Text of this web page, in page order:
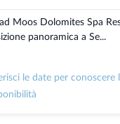
Moos Dolomites Spa
panoramica a Se...
le date per conoscere